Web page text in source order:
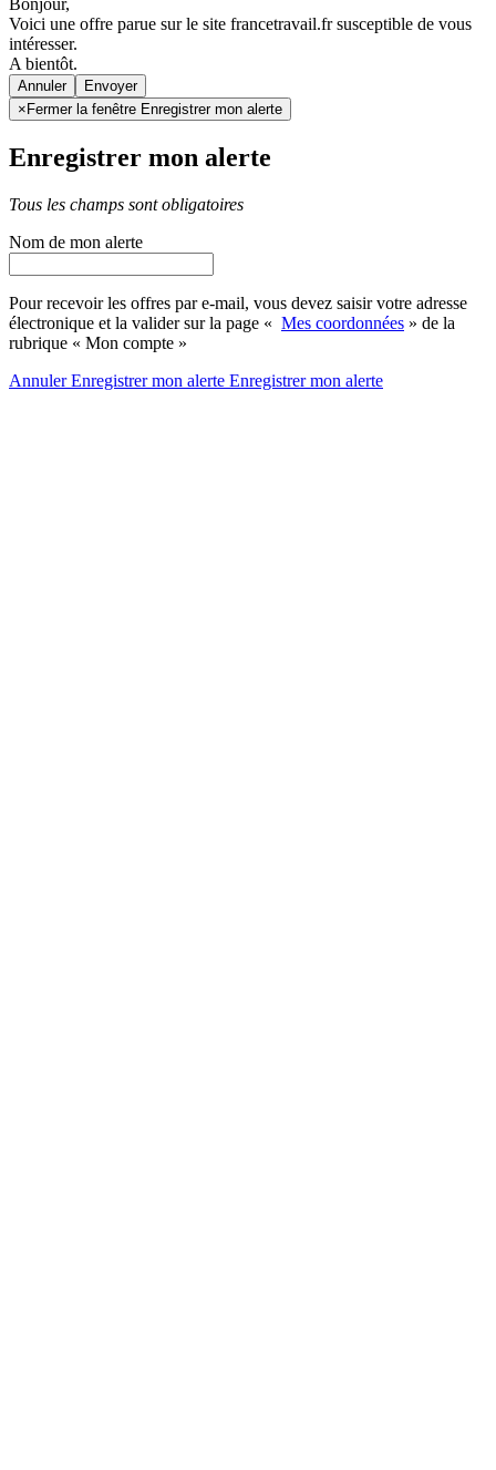
Bonjour,
Voici une offre parue sur le site francetravail.fr susceptible de vous
intéresser.
A bientôt.
Annuler
× Fermer la fenêtre Enregistrer mon alerte
Enregistrer mon alerte
Tous les champs sont obligatoires
Nom de mon alerte
Pour recevoir les offres par e-mail, vous devez saisir votre adresse
électronique et la valider sur la page « Mes coordonnées » de la
rubrique « Mon compte »
AnnulerEnregistrer mon alerte Enregistrermon alerte